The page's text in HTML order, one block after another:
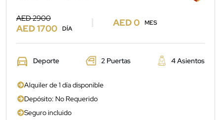
AED 2900
AED 1700 DÍA
AED 0 MES
Deporte 2 Puertas 4 Asientos
Alquiler de 1 día disponible
Depósito: No Requerido
Seguro incluido